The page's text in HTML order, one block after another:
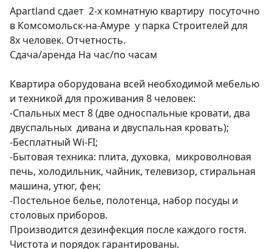
Apartland сдает  2-х комнатную квартиру  посуточно
в Комсомольск-на-Амуре  у парка Строителей для
8х человек. Отчетность.
Сдача/аренда На час/по часам
Квартира оборудована всей необходимой мебелью
и техникой для проживания 8 человек:
-Спальных мест 8 (две односпальные кровати, два
двуспальных  дивана и двуспальная кровать);
-Бесплатный Wi-FI;
-Бытовая техника: плита, духовка,  микроволновая
печь, холодильник, чайник, телевизор, стиральная
машина, утюг, фен;
-Постельное белье, полотенца, набор посуды и
столовых приборов.
Производится дезинфекция после каждого гостя.
Чистота и порядок гарантированы.